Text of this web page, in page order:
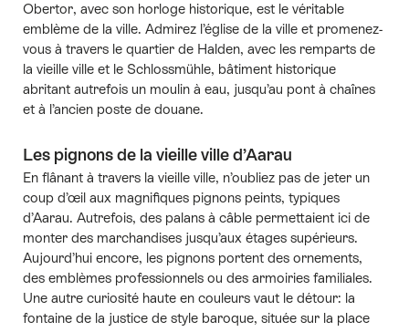
Obertor, avec son horloge historique, est le véritable
emblème de la ville. Admirez l’église de la ville et promenez-
vous à travers le quartier de Halden, avec les remparts de
la vieille ville et le Schlossmühle, bâtiment historique
abritant autrefois un moulin à eau, jusqu’au pont à chaînes
et à l’ancien poste de douane.
Les pignons de la vieille ville d’Aarau
En flânant à travers la vieille ville, n’oubliez pas de jeter un
coup d’œil aux magnifiques pignons peints, typiques
d’Aarau. Autrefois, des palans à câble permettaient ici de
monter des marchandises jusqu’aux étages supérieurs.
Aujourd’hui encore, les pignons portent des ornements,
des emblèmes professionnels ou des armoiries familiales.
Une autre curiosité haute en couleurs vaut le détour: la
fontaine de la justice de style baroque, située sur la place